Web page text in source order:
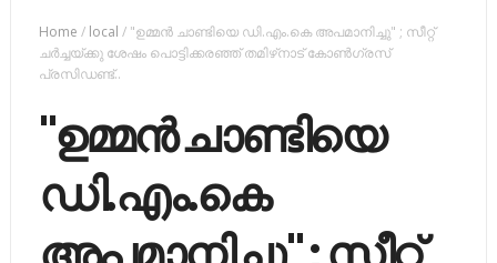
Home / local / "ഉമ്മന്‍ ചാണ്ടിയെ ഡി.എം.കെ അപമാനിച്ചു" ; സീറ്റ്
ചര്‍ച്ചയ്ക്കു ശേഷം പൊട്ടിക്കരഞ്ഞ് തമിഴ്‌നാട് കോണ്‍ഗ്രസ്
പ്രസിഡണ്ട്..
"ഉമ്മന്‍ ചാണ്ടിയെ
ഡി.എം.കെ